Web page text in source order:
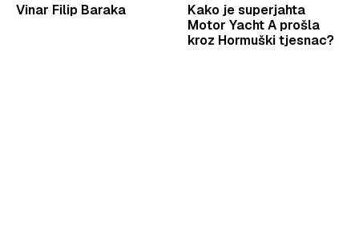
Vinar Filip Baraka
Kako je superjahta
Motor Yacht A prošla
kroz Hormuški tjesnac?